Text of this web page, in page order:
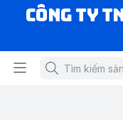
CÔNG TY